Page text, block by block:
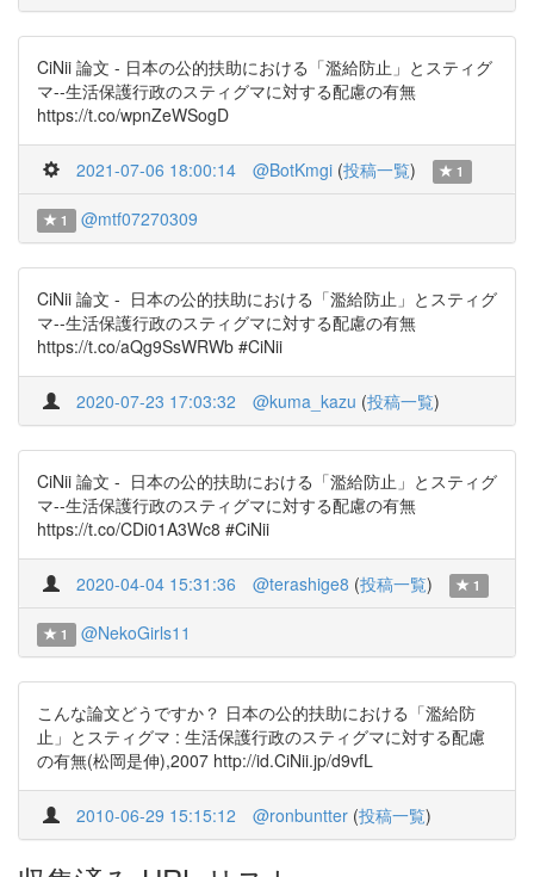
CiNii 論文 - 日本の公的扶助における「濫給防止」とスティグ
マ--生活保護行政のスティグマに対する配慮の有無
https://t.co/wpnZeWSogD
2021-07-06 18:00:14 @BotKmgi (投稿一覧) 1
1 @mtf07270309
CiNii 論文 - 日本の公的扶助における「濫給防止」とスティグ
マ--生活保護行政のスティグマに対する配慮の有無
https://t.co/aQg9SsWRWb #CiNii
2020-07-23 17:03:32 @kuma_kazu (投稿一覧)
CiNii 論文 - 日本の公的扶助における「濫給防止」とスティグ
マ--生活保護行政のスティグマに対する配慮の有無
https://t.co/CDi01A3Wc8 #CiNii
2020-04-04 15:31:36 @terashige8 (投稿一覧) 1
1 @NekoGirls11
こんな論文どうですか？ 日本の公的扶助における「濫給防
止」とスティグマ : 生活保護行政のスティグマに対する配慮
の有無(松岡是伸),2007 http://id.CiNii.jp/d9vfL
2010-06-29 15:15:12 @ronbuntter (投稿一覧)